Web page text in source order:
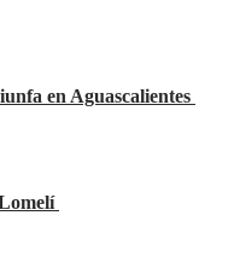
en Aguascalientes